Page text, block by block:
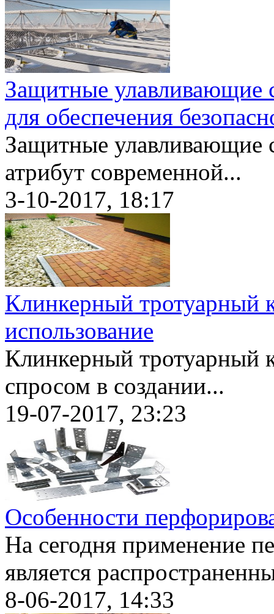
Защитные улавливающие
для обеспечения
Защитные улавливающие
атрибут современной...
3-10-2017, 18:17
Клинкерный тротуарный
использование
Клинкерный тротуарный
спросом в создании...
19-07-2017, 23:23
Особенности
На сегодня применение
является
8-06-2017, 14:33